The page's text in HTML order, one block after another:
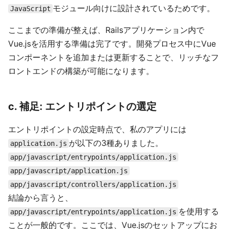
JavaScript モジュール向けに設計されているためです。
ここまでの準備が整えば、Railsアプリケーション内で
Vue.jsを活用する準備は完了です。開発プロセス中にVue
コンポーネントを追加または更新することで、リッチなフ
ロントエンドの構築が可能になります。
c. 補足: エントリポイントの選定
エントリポイントの設定時点で、私のアプリには
application.js が以下の3種ありました。
app/javascript/entrypoints/application.js
app/javascript/application.js
app/javascript/controllers/application.js
結論から言うと、
app/javascript/entrypoints/application.js を使用する
ことが一般的です。ここでは、Vue.jsのセットアップにお